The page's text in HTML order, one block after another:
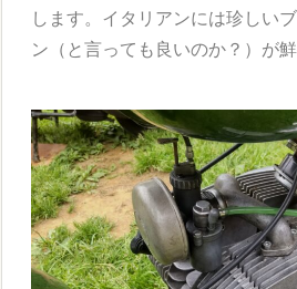
します。イタリアンには珍しい
ン（と言っても良いのか？）が鮮